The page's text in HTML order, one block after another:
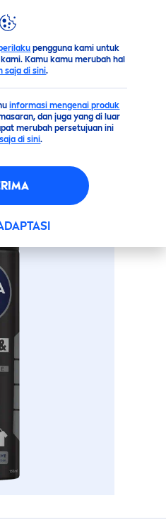
pengguna kami untuk
Kamu kamu merubah hal
saja di sini.
informasi mengenai produk
dan juga yang di luar
merubah persetujuan ini
di sini.
Deodoran Spray
(6)
&WHITE